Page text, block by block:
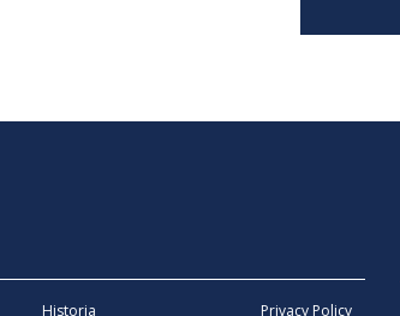
Historia Privacy Policy